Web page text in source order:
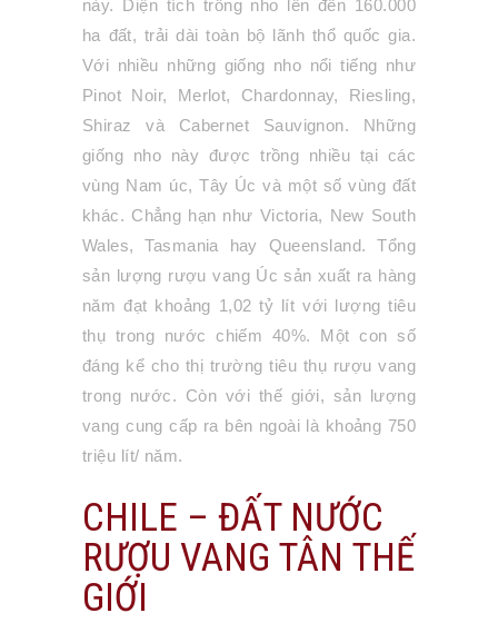
này. Diện tích trồng nho lên đến 160.000
ha đất, trải dài toàn bộ lãnh thổ quốc gia.
Với nhiều những giống nho nổi tiếng như
Pinot Noir, Merlot, Chardonnay, Riesling,
Shiraz và Cabernet Sauvignon. Những
giống nho này được trồng nhiều tại các
vùng Nam úc, Tây Úc và một số vùng đất
khác. Chẳng hạn như Victoria, New South
Wales, Tasmania hay Queensland. Tổng
sản lượng rượu vang Úc sản xuất ra hàng
năm đạt khoảng 1,02 tỷ lít với lượng tiêu
thụ trong nước chiếm 40%. Một con số
đáng kể cho thị trường tiêu thụ rượu vang
trong nước. Còn với thế giới, sản lượng
vang cung cấp ra bên ngoài là khoảng 750
triệu lít/ năm.
CHILE – ĐẤT NƯỚC
RƯỢU VANG TÂN THẾ
GIỚI